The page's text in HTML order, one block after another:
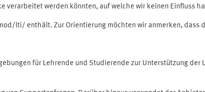
verarbeitet werden könnten, auf welche wir keinen Einfluss
lti/ enthält. Zur Orientierung möchten wir anmerken,
für Lehrende und Studierende zur Unterstützung der